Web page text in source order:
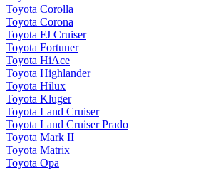
Toyota Corolla
Toyota Corona
Toyota FJ Cruiser
Toyota Fortuner
Toyota HiAce
Toyota Highlander
Toyota Hilux
Toyota Kluger
Toyota Land Cruiser
Toyota Land Cruiser Prado
Toyota Mark II
Toyota Matrix
Toyota Opa